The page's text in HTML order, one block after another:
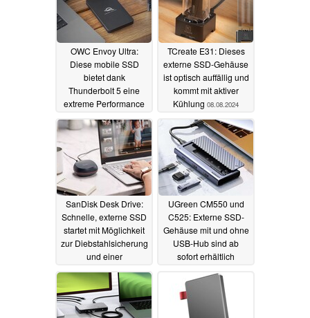
OWC Envoy Ultra:
Diese mobile SSD
bietet dank
Thunderbolt 5 eine
extreme Performance
13.09.2024
TCreate E31: Dieses
externe SSD-Gehäuse
ist optisch auffällig und
kommt mit aktiver
Kühlung 08.08.2024
SanDisk Desk Drive:
Schnelle, externe SSD
startet mit Möglichkeit
zur Diebstahlsicherung
und einer
Einschränkung
07.05.2024
UGreen CM550 und
C525: Externe SSD-
Gehäuse mit und ohne
USB-Hub sind ab
sofort erhältlich